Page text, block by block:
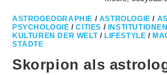
ASTROGEOGRAPHIE / ASTROLOGIE /
PSYCHOLOGIE /CITIES /
KULTUREN DER WELT/LIFESTYLE /
STÄDTE
Skorpion als